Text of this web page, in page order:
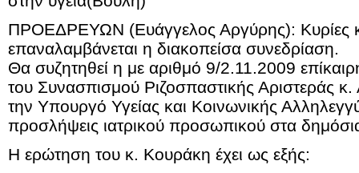
ΠΡΟΕΔΡΕΥΩΝ (Ευάγγελος Αργύρης): Κυρίες
επαναλαμβάνεται η διακοπείσα συνεδρίαση.
Θα συζητηθεί η με αριθμό 9/2.11.2009
του Συνασπισμού Ριζοσπαστικής Αριστεράς
την Υπουργό Υγείας και Κοινωνικής
προσλήψεις ιατρικού προσωπικού στα
Η ερώτηση του κ. Κουράκη έχει ως εξής: